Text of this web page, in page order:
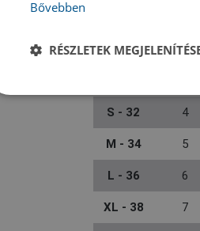
28
S - 32 4
M - 34 5
L - 36 6
XL - 38 7
Bővebben
RÉSZLETEK